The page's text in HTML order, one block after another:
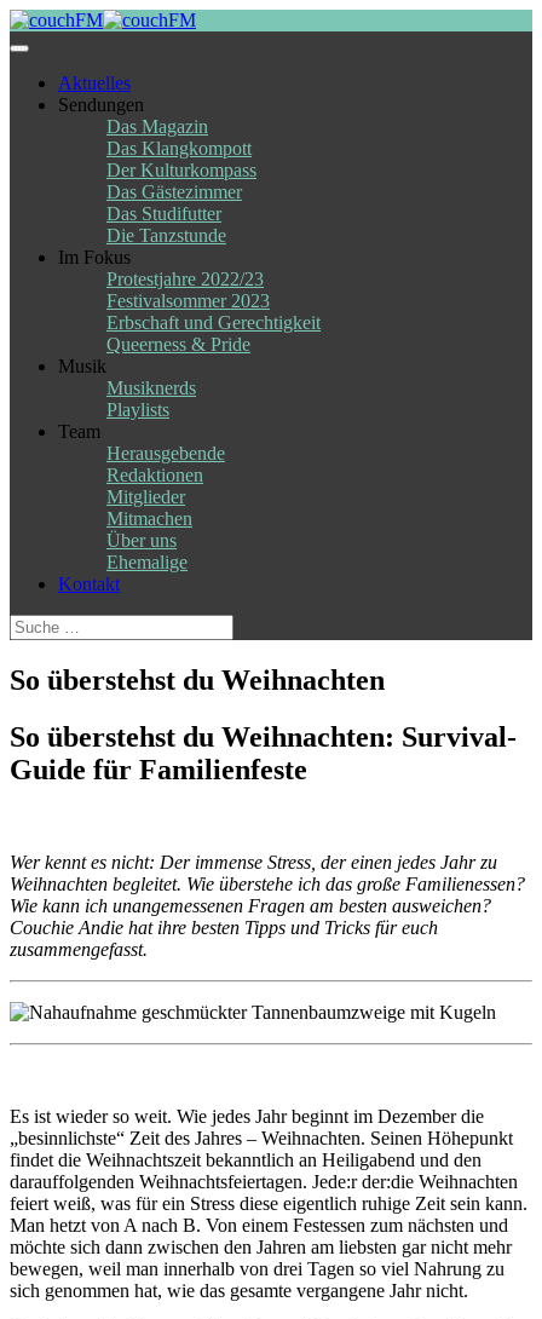
Skip
to
Aktuelles
Sendungen
Das Magazin
Das Klangkompott
Der Kulturkompass
Das Gästezimmer
Das Studifutter
Die Tanzstunde
Im Fokus
Protestjahre 2022/23
Festivalsommer 2023
Erbschaft und Gerechtigkeit
Queerness & Pride
Musik
Musiknerds
Playlists
Team
Herausgebende
Redaktionen
Mitglieder
Mitmachen
Über uns
Ehemalige
Kontakt
Suche
nach:
So überstehst du Weihnachten
So überstehst du Weihnachten: Survival-
Guide für Familienfeste
Wer kennt es nicht: Der immense Stress, der einen jedes Jahr zu
Weihnachten begleitet. Wie überstehe ich das große Familienessen?
Wie kann ich unangemessenen Fragen am besten ausweichen?
Couchie Andie hat ihre besten Tipps und Tricks für euch
zusammengefasst.
Es ist wieder so weit. Wie jedes Jahr beginnt im Dezember die
„besinnlichste“ Zeit des Jahres – Weihnachten. Seinen Höhepunkt
findet die Weihnachtszeit bekanntlich an Heiligabend und den
darauffolgenden Weihnachtsfeiertagen. Jede:r der:die Weihnachten
feiert weiß, was für ein Stress diese eigentlich ruhige Zeit sein kann.
Man hetzt von A nach B. Von einem Festessen zum nächsten und
möchte sich dann zwischen den Jahren am liebsten gar nicht mehr
bewegen, weil man innerhalb von drei Tagen so viel Nahrung zu
sich genommen hat, wie das gesamte vergangene Jahr nicht.